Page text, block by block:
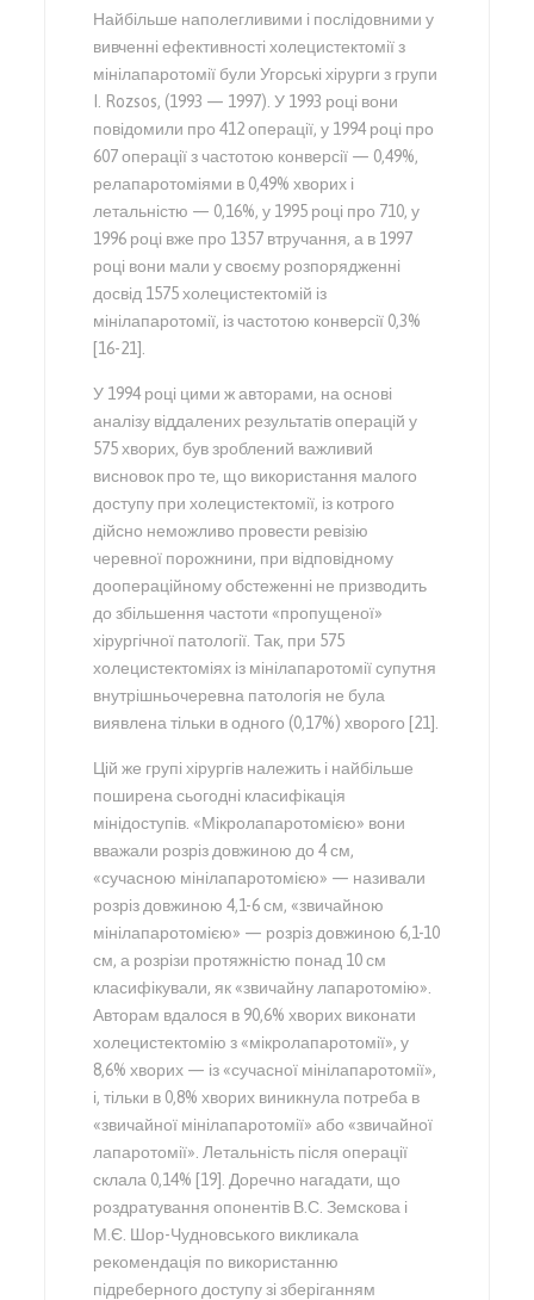
Найбільше наполегливими і послідовними у
вивченні ефективності холецистектомії з
мінілапаротомії були Угорські хірурги з групи
I. Rozsos, (1993 — 1997). У 1993 році вони
повідомили про 412 операції, у 1994 році про
607 операції з частотою конверсії — 0,49%,
релапаротоміями в 0,49% хворих і
летальністю — 0,16%, у 1995 році про 710, у
1996 році вже про 1357 втручання, а в 1997
році вони мали у своєму розпорядженні
досвід 1575 холецистектомій із
мінілапаротомії, із частотою конверсії 0,3%
[16-21].
У 1994 році цими ж авторами, на основі
аналізу віддалених результатів операцій у
575 хворих, був зроблений важливий
висновок про те, що використання малого
доступу при холецистектомії, із котрого
дійсно неможливо провести ревізію
черевної порожнини, при відповідному
доопераційному обстеженні не призводить
до збільшення частоти «пропущеної»
хірургічної патології. Так, при 575
холецистектоміях із мінілапаротомії супутня
внутрішньочеревна патологія не була
виявлена тільки в одного (0,17%) хворого [21].
Цій же групі хірургів належить і найбільше
поширена сьогодні класифікація
мінідоступів. «Мікролапаротомією» вони
вважали розріз довжиною до 4 см,
«сучасною мінілапаротомією» — називали
розріз довжиною 4,1-6 см, «звичайною
мінілапаротомією» — розріз довжиною 6,1-10
см, а розрізи протяжністю понад 10 см
класифікували, як «звичайну лапаротомію».
Авторам вдалося в 90,6% хворих виконати
холецистектомію з «мікролапаротомії», у
8,6% хворих — із «сучасної мінілапаротомії»,
і, тільки в 0,8% хворих виникнула потреба в
«звичайної мінілапаротомії» або «звичайної
лапаротомії». Летальність після операції
склала 0,14% [19]. Доречно нагадати, що
роздратування опонентів В.С. Земскова і
М.Є. Шор-Чудновського викликала
рекомендація по використанню
підреберного доступу зі зберіганням